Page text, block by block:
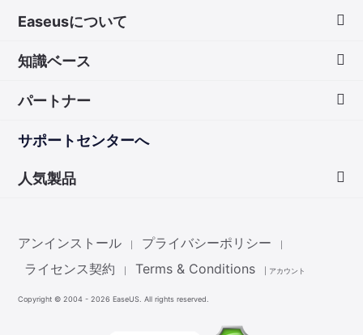
Easeusについて
お問い合わせ
知識ベース
Mac アプリ ストア
パートナー
サポートセンターへ
人気製品
Partition Master
アンインストール プライバシーポリシー
ライセンス契約 Terms & Conditions アカウント
Copyright © 2004 - 2026 EaseUS. All rights reserved.